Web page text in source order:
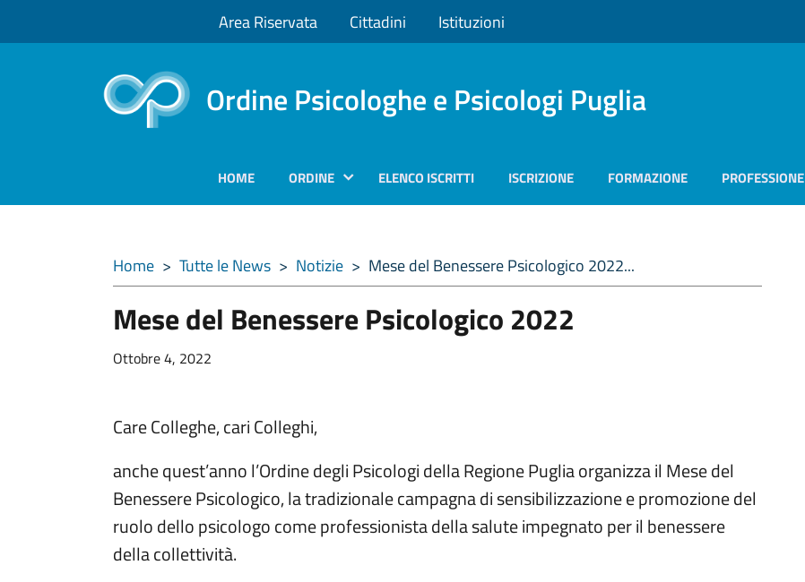
Area Riservata Cittadini Istituzioni
Ordine Psicologhe e Psicologi Puglia
HOME ORDINE ELENCO ISCRITTI ISCRIZIONE FORMAZIONE PROFESSIONE
Home > Tutte le News > Notizie > Mese del Benessere Psicologico 2022...
Mese del Benessere Psicologico 2022
Ottobre 4, 2022
Care Colleghe, cari Colleghi,
anche quest’anno l’Ordine degli Psicologi della Regione Puglia organizza il Mese del
Benessere Psicologico, la tradizionale campagna di sensibilizzazione e promozione del
ruolo dello psicologo come professionista della salute impegnato per il benessere
della collettività.